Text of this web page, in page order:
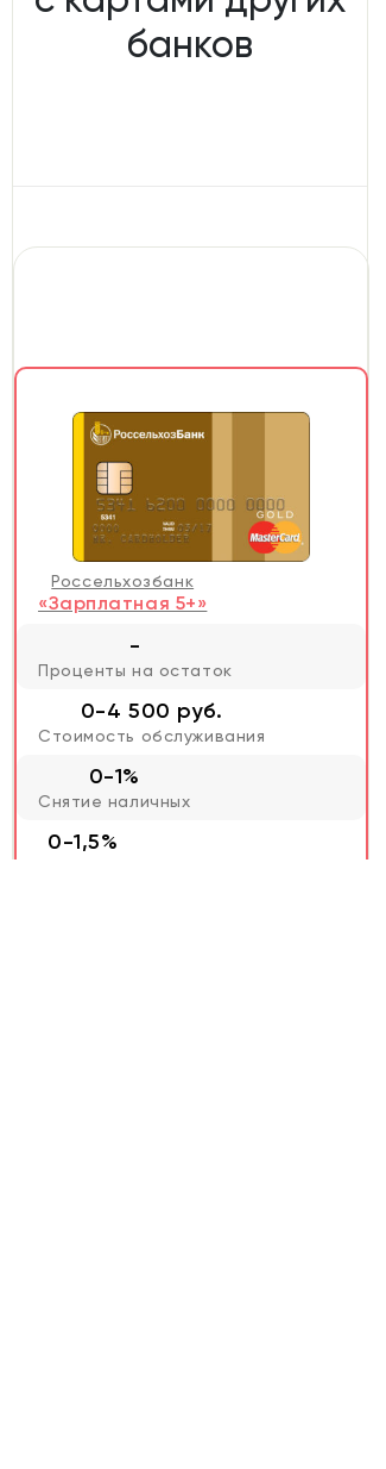
банков
Россельхозбанк
«Зарплатная 5+»
-
Проценты на остаток
0-4 500 руб.
Стоимость обслуживания
0-1%
Снятие наличных
0-1,5%